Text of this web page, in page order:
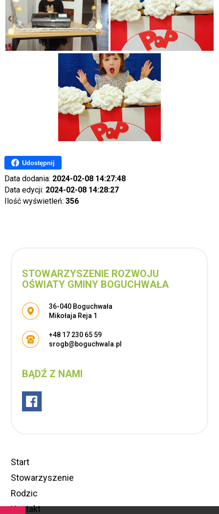
Udostępnij
Data dodania: 2024-02-08 14:27:48
Data edycji: 2024-02-08 14:28:27
Ilość wyświetleń: 356
STOWARZYSZENIE ROZWOJU
OŚWIATY GMINY BOGUCHWAŁA
Adres pocztowy:
36-040 Boguchwała
Mikołaja Reja 1
+48 17 230 65 59
srogb@boguchwala.pl
BĄDŹ Z NAMI
Start
Stowarzyszenie
Rodzic
Kontakt